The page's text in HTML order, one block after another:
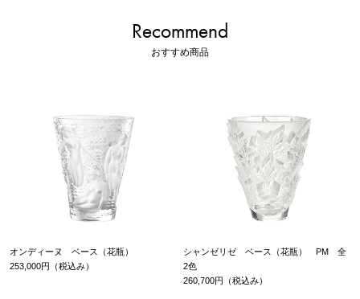
Recommend
おすすめ商品
オンディーヌ ベース（花瓶）
253,000円（税込み）
シャンゼリゼ ベース（花瓶） PM 全
2色
260,700円（税込み）